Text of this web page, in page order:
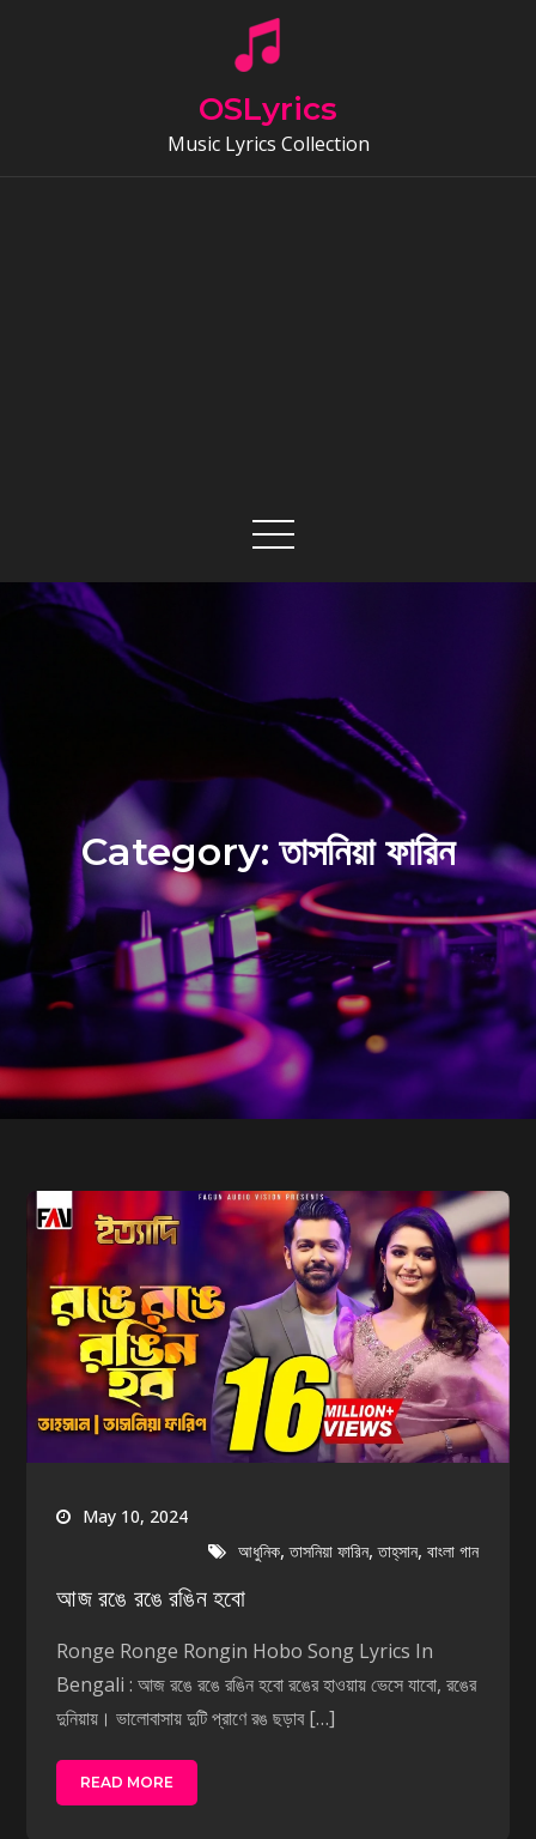
OSLyrics
Music Lyrics Collection
Category:তাসনিয়া ফারিন
May 10, 2024
আধুনিক,তাসনিয়া ফারিন,তাহ্‌সান,বাংলা গান
আজ রঙে রঙে রঙিন হবো
Ronge Ronge Rongin Hobo Song Lyrics In
Bengali : আজ রঙে রঙে রঙিন হবো রঙের হাওয়ায় ভেসে যাবো, রঙের
দুনিয়ায়। ভালোবাসায় দুটি প্রাণে রঙ ছড়াব […]
READ MORE